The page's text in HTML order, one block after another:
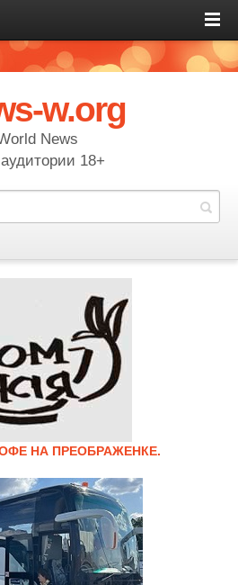
w.org
News
18+
НА ПРЕОБРАЖЕНКЕ.